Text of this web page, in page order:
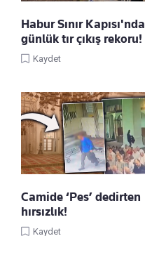
Habur Sınır Kapısı'nda
günlük tır çıkış rekoru!
Kaydet
Camide ‘Pes’ dedirten
hırsızlık!
Kaydet